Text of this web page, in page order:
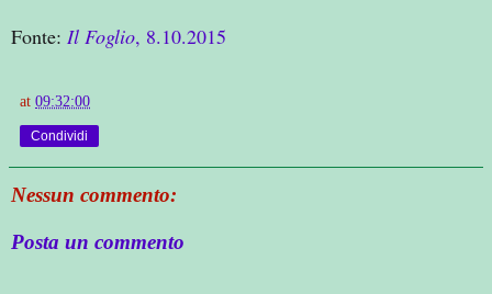
Fonte: Il Foglio, 8.10.2015
at 09:32:00
Condividi
Nessun commento:
Posta un commento